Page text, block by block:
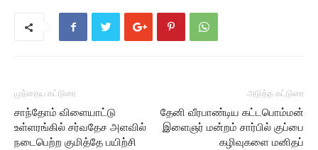
முந்தைய கட்டுரை
சாந்தோம் விளையாட்டு
உள்ளரங்கில் சர்வதேச அளவில்
நடைபெற்ற குமித்தே பயிற்சி
அடுத்த கட்டுரை
தேனி வீரபாண்டிய கட்டபொம்மன்
இளைஞர் மன்றம் சார்பில் குப்பை
கழிவுகளை மனிதப்